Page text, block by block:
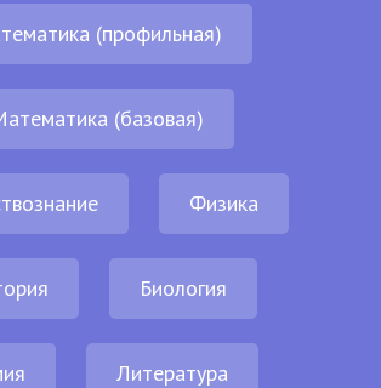
(профильная)
(базовая)
Физика
Биология
Литература